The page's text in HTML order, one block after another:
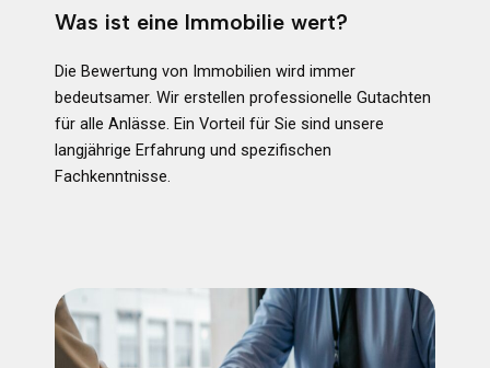
Was ist eine Immobilie wert?
Die Bewertung von Immobilien wird immer
bedeutsamer. Wir erstellen professionelle Gutachten
für alle Anlässe. Ein Vorteil für Sie sind unsere
langjährige Erfahrung und spezifischen
Fachkenntnisse.